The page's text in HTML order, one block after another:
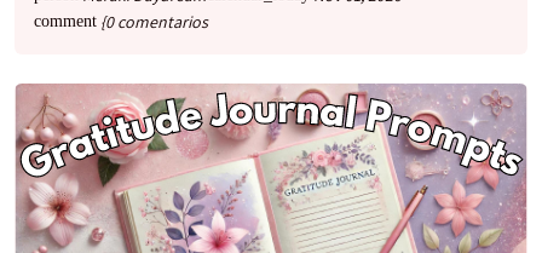
comment {0 comentarios